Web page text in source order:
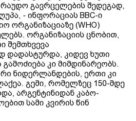
გავრცელების შედეგად,
- ინფორაციას BBC-ი
ორგანიზაციაზე (WHO)
ორგანიზაციის ცნობით,
შემთხვევა
კიდევ ხუთი
გამოძიება კი მიმდინარეობს.
ნიდერლანდების, ერთი კი
გემი, რომელზეც 150-მდე
არგენტინიდან კაბო-
სამი კვირის წინ